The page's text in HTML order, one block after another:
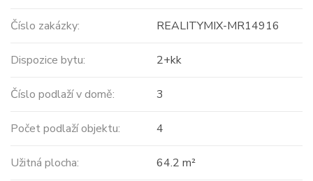
Číslo zakázky: REALITYMIX-MR14916
Dispozice bytu: 2+kk
Číslo podlaží v domě: 3
Počet podlaží objektu: 4
Užitná plocha: 64.2 m²